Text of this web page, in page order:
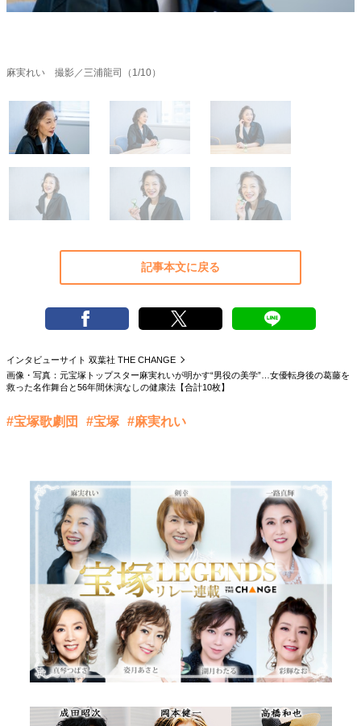
熱狂できるもの
一生モノの愛用品
私を彩るエッセンス
60代のネクストステージ
70代のグランドデザイン
社会・カルチャー・マネー
地域とつながる/お金との付き合い方
麻実れい 撮影／三浦龍司（1/10）
記事本文に戻る
インタビューサイト 双葉社 THE CHANGE
画像・写真：元宝塚トップスター麻実れいが明かす“男役の美学”…女優転身後の葛藤を
救った名作舞台と56年間休演なしの健康法【合計10枚】
#宝塚歌劇団 #宝塚 #麻実れい